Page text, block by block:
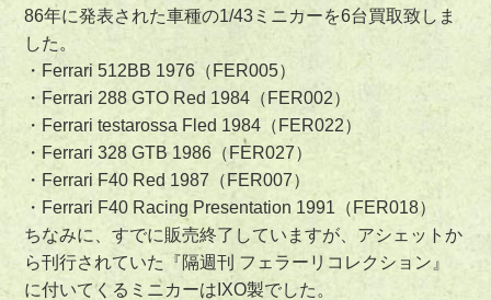
86年に発表された車種の1/43ミニカーを6台買取致しま
した。
・Ferrari 512BB 1976（FER005）
・Ferrari 288 GTO Red 1984（FER002）
・Ferrari testarossa Fled 1984（FER022）
・Ferrari 328 GTB 1986（FER027）
・Ferrari F40 Red 1987（FER007）
・Ferrari F40 Racing Presentation 1991（FER018）
ちなみに、すでに販売終了していますが、アシェットか
ら刊行されていた『隔週刊 フェラーリコレクション』
に付いてくるミニカーはIXO製でした。